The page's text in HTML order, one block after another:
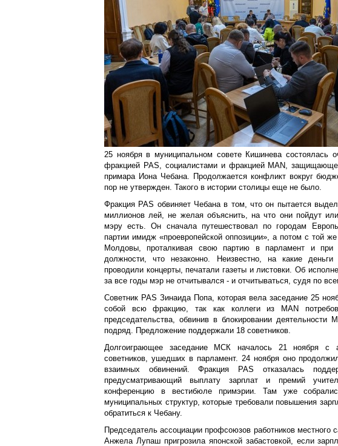
25 ноября в муниципальном совете Кишинева состоялась
фракцией PAS, социалистами и фракцией MAN,
примара Иона Чебана. Продолжается конфликт вокруг
пор не утвержден. Такого в истории столицы еще не было.
Фракция PAS обвиняет Чебана в том, что он пытается
миллионов лей, не желая объяснить, на что они пойдут
мэру есть. Он сначала путешествовал по городам
партии имидж «проевропейской оппозиции», а потом с той
Молдовы, проталкивая свою партию в парламент и при
должности, что незаконно. Неизвестно, на какие деньги
проводили концерты, печатали газеты и листовки. Об
за все годы мэр не отчитывался - и отчитываться, судя по
Советник PAS Зинаида Попа, которая вела заседание 25
собой всю фракцию, так как коллеги из MAN
председательства, обвинив в блокировании
подряд. Предложение поддержали 18 советников.
Долгоиграющее заседание МСК началось 21 ноября с
советников, ушедших в парламент. 24 ноября оно
взаимных обвинений. Фракция PAS отказалась
предусматривающий выплату зарплат и премий
конференцию в вестибюле примэрии. Там уже
муниципальных структур, которые требовали повышения
обратиться к Чебану.
Председатель ассоциации профсоюзов работников местного
Анжела Лупаш пригрозила японской забастовкой, если